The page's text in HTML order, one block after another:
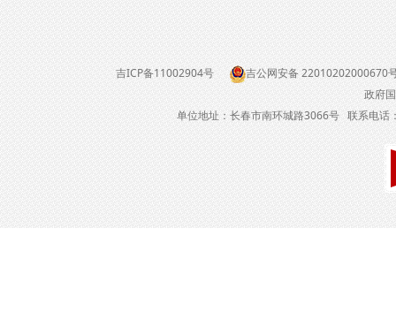
吉ICP备11002904号
吉公网安备 22010202000670
政府
单位地址：长春市南环城路3066号 联系电